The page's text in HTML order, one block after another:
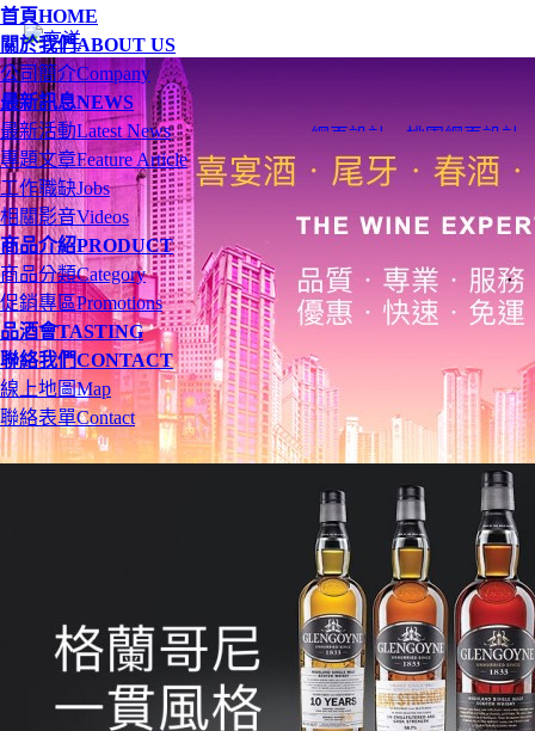
首頁HOME
關於我們ABOUT US
公司簡介Company
最新訊息NEWS
最新活動Latest News
專題文章Feature Article
工作職缺Jobs
相關影音Videos
商品介紹PRODUCT
商品分類Category
促銷專區Promotions
品酒會TASTING
聯絡我們CONTACT
線上地圖Map
聯絡表單Contact
網頁設計 桃園網頁設計